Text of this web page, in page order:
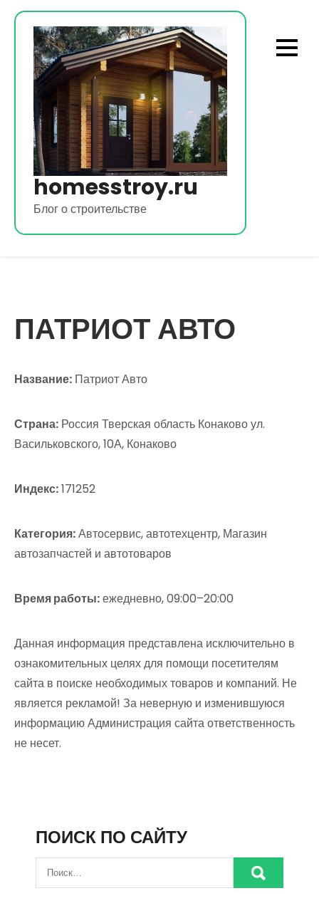
Перейти
содержимому
homesstroy.ru
Блог о строительстве
ПАТРИОТ АВТО
Название: Патриот Авто
Страна: Россия Тверская область Конаково ул.
Васильковского, 10А, Конаково
Индекс:171252
Категория:Автосервис, автотехцентр, Магазин
автозапчастей и автотоваров
Время работы:ежедневно, 09:00–20:00
Данная информация представлена исключительно в
ознакомительных целях для помощи посетителям
сайта в поиске необходимых товаров и компаний. Не
является рекламой! За неверную и изменившуюся
информацию Администрация сайта ответственность
не несет.
ПОИСК ПО САЙТУ